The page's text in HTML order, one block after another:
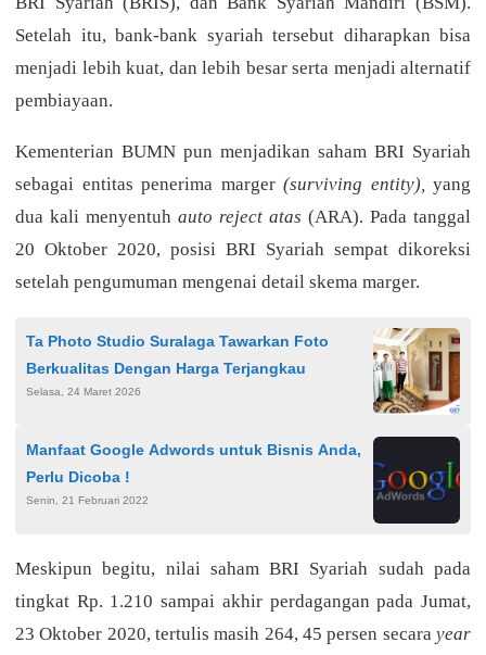
Setelah itu, bank-bank syariah tersebut diharapkan bisa
menjadi lebih kuat, dan lebih besar serta menjadi alternatif
pembiayaan.
Kementerian BUMN pun menjadikan saham BRI Syariah
sebagai entitas penerima marger (surviving entity), yang
dua kali menyentuh auto reject atas (ARA). Pada tanggal
20 Oktober 2020, posisi BRI Syariah sempat dikoreksi
setelah pengumuman mengenai detail skema marger.
Ta Photo Studio Suralaga Tawarkan Foto
Berkualitas Dengan Harga Terjangkau
Selasa, 24 Maret 2026
Manfaat Google Adwords untuk Bisnis Anda,
Perlu Dicoba !
Senin, 21 Februari 2022
Meskipun begitu, nilai saham BRI Syariah sudah pada
tingkat Rp. 1.210 sampai akhir perdagangan pada Jumat,
23 Oktober 2020, tertulis masih 264, 45 persen secara year